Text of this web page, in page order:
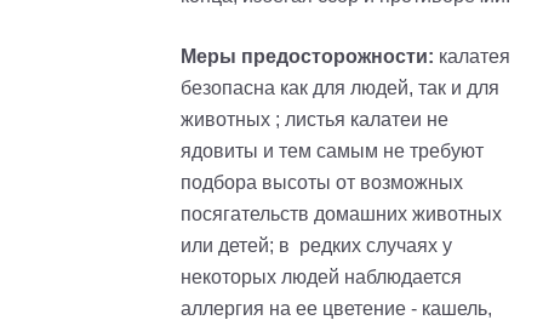
Меры предосторожности: калатея
безопасна как для людей, так и для
животных ; листья калатеи не
ядовиты и тем самым не требуют
подбора высоты от возможных
посягательств домашних животных
или детей; в редких случаях у
некоторых людей наблюдается
аллергия на ее цветение - кашель,